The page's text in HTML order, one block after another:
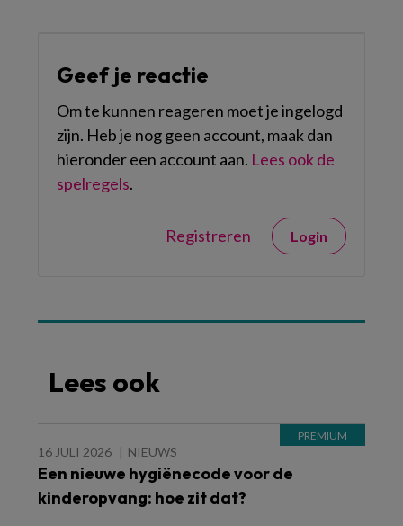
Geef je reactie
Om te kunnen reageren moet je ingelogd
zijn. Heb je nog geen account, maak dan
hieronder een account aan. Lees ook de
spelregels.
Registreren Login
Lees ook
16 JULI 2026 NIEUWS
Een nieuwe hygiënecode voor de
kinderopvang: hoe zit dat?